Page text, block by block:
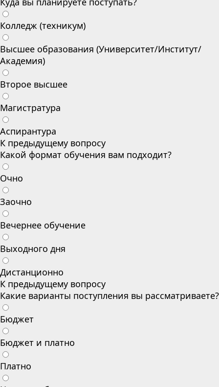
Колледж (техникум)
Высшее образования (Университет/Институт/
Академия)
Второе высшее
Магистратура
Аспирантура
К предыдущему вопросу
Какой формат обучения вам подходит?
Очно
Заочно
Вечернее обучение
Выходного дня
Дистанционно
К предыдущему вопросу
Какие варианты поступления вы рассматриваете?
Бюджет
Бюджет и платно
Платно